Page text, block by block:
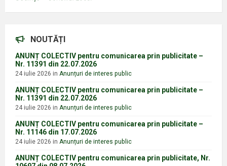
NOUTĂȚI
ANUNȚ COLECTIV pentru comunicarea prin publicitate –
Nr. 11391 din 22.07.2026
24 iulie 2026 in Anunțuri de interes public
ANUNȚ COLECTIV pentru comunicarea prin publicitate –
Nr. 11391 din 22.07.2026
24 iulie 2026 in Anunțuri de interes public
ANUNȚ COLECTIV pentru comunicarea prin publicitate –
Nr. 11146 din 17.07.2026
24 iulie 2026 in Anunțuri de interes public
ANUNȚ COLECTIV pentru comunicarea prin publicitate, Nr.